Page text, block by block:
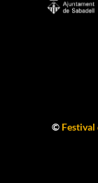
© Festival